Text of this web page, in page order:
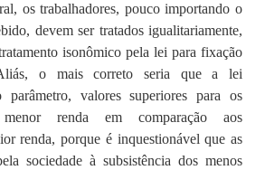
os trabalhadores, pouco importando o
devem ser tratados igualitariamente,
isonômico pela lei para fixação
o mais correto seria que a lei
parâmetro, valores superiores para os
menor renda em comparação aos
renda, porque é inquestionável que as
sociedade à subsistência dos menos